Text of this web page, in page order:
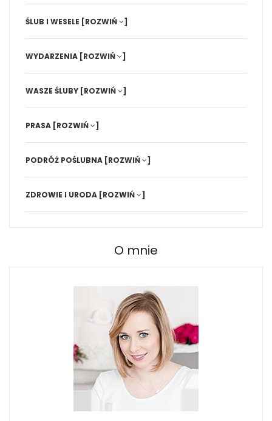
ŚLUB I WESELE [ROZWIŃ ]
WYDARZENIA [ROZWIŃ ]
WASZE ŚLUBY [ROZWIŃ ]
PRASA [ROZWIŃ ]
PODRÓŻ POŚLUBNA [ROZWIŃ ]
ZDROWIE I URODA [ROZWIŃ ]
O mnie